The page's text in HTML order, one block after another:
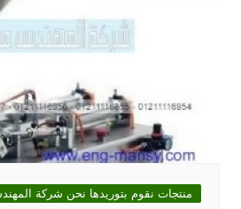
منتجات نقوم بتوريدها نحن شركة